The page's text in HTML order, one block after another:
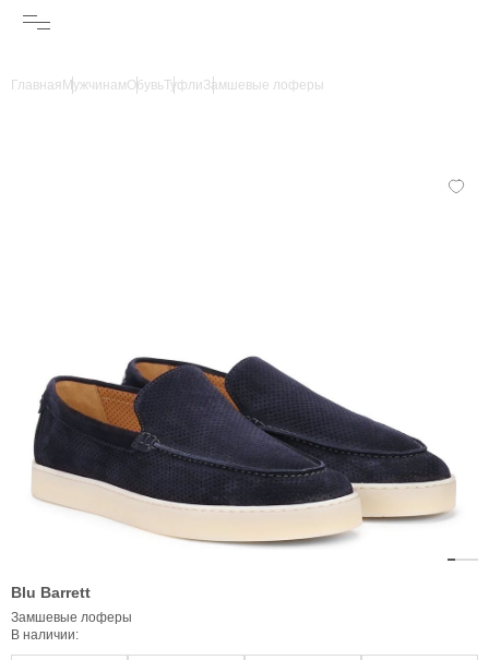
Главная МужчинамОбувьТуфлиЗамшевые лоферы
Blu Barrett
Замшевые лоферы
В наличии: